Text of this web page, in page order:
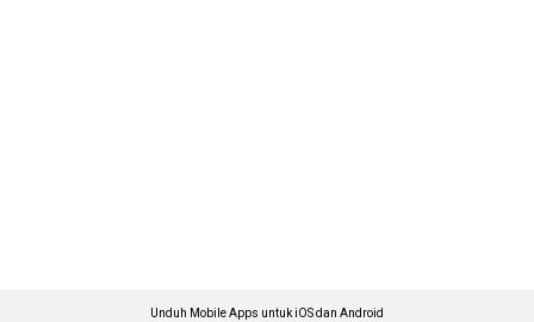
Unduh Mobile Apps untuk iOS dan Android